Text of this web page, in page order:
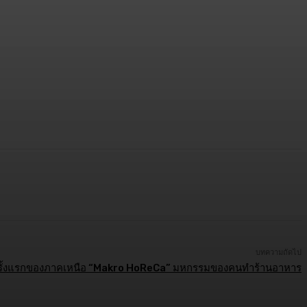
งแรกของภาคเหนือ “Makro HoReCa” มหกรรมของคนทำร้านอาหาร